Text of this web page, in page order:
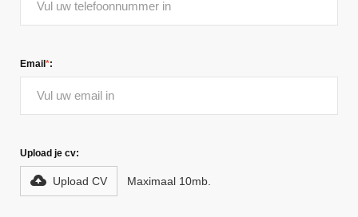
Email*:
Upload je cv:
Upload CV Maximaal 10mb.